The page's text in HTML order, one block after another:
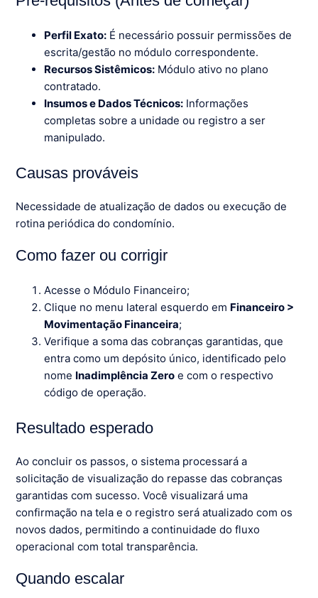
Perfil Exato: É necessário possuir permissões de
escrita/gestão no módulo correspondente.
Recursos Sistêmicos: Módulo ativo no plano
contratado.
Insumos e Dados Técnicos: Informações
completas sobre a unidade ou registro a ser
manipulado.
Causas prováveis
Necessidade de atualização de dados ou execução de
rotina periódica do condomínio.
Como fazer ou corrigir
Acesse o Módulo Financeiro;
Clique no menu lateral esquerdo em Financeiro >
Movimentação Financeira;
Verifique a soma das cobranças garantidas, que
entra como um depósito único, identificado pelo
nome Inadimplência Zero e com o respectivo
código de operação.
Resultado esperado
Ao concluir os passos, o sistema processará a
solicitação de visualização do repasse das cobranças
garantidas com sucesso. Você visualizará uma
confirmação na tela e o registro será atualizado com os
novos dados, permitindo a continuidade do fluxo
operacional com total transparência.
Quando escalar